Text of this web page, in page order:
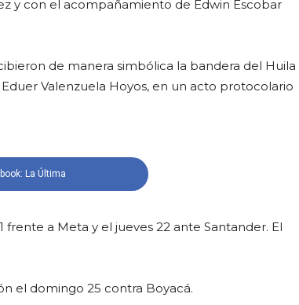
y con el acompañamiento de Edwin Escobar
de manera simbólica la bandera del Huila
Valenzuela Hoyos, en un acto protocolario
La Última
a Meta y el jueves 22 ante Santander. El
el domingo 25 contra Boyacá.